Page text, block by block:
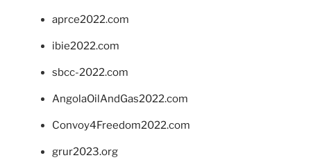
aprce2022.com
ibie2022.com
sbcc-2022.com
AngolaOilAndGas2022.com
Convoy4Freedom2022.com
grur2023.org